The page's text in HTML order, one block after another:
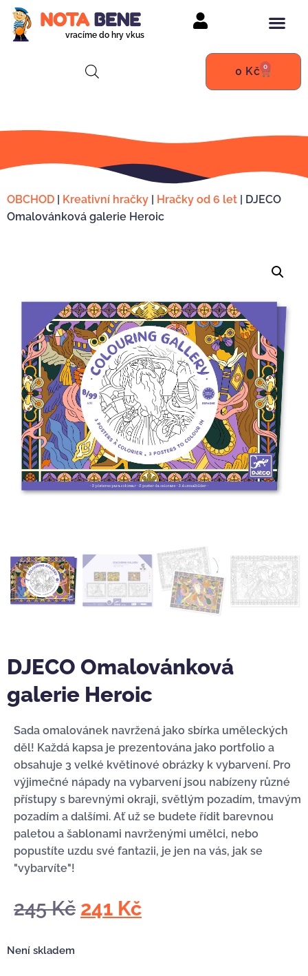
vracíme do hry vkus
0 Kč 0
OBCHOD | Kreativní hračky | Hračky od 6 let | DJECO
Omalovánková galerie Heroic
DJECO Omalovánková
galerie Heroic
Sada omalovánek navržená jako sbírka uměleckých
děl! Každá kapsa je prezentována jako portfolio a
obsahuje 3 velké květinové obrázky k vybarvení. Pro
výjimečné nápady na vybarvení jsou nabízeny různé
přístupy s barevnými okraji, světlým pozadím, tmavým
pozadím a dalšími. Ať už se budete řídit barevnou
paletou a šablonami navrženými umělci, nebo
popustíte uzdu své fantazii, je jen na vás, jak se
"vybarvíte"!
245Kč 241 Kč
Není skladem